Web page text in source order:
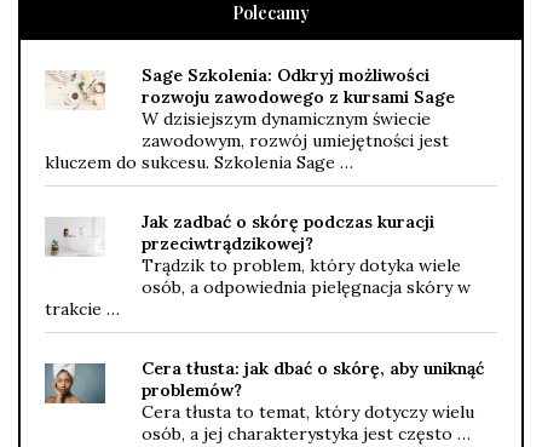
Polecamy
Sage Szkolenia: Odkryj możliwości
rozwoju zawodowego z kursami Sage
W dzisiejszym dynamicznym świecie
zawodowym, rozwój umiejętności jest
kluczem do sukcesu. Szkolenia Sage …
Jak zadbać o skórę podczas kuracji
przeciwtrądzikowej?
Trądzik to problem, który dotyka wiele
osób, a odpowiednia pielęgnacja skóry w
trakcie …
Cera tłusta: jak dbać o skórę, aby uniknąć
problemów?
Cera tłusta to temat, który dotyczy wielu
osób, a jej charakterystyka jest często …